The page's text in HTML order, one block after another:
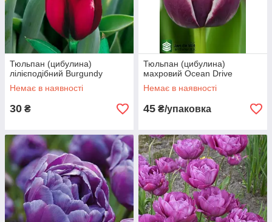
Тюльпан (цибулина)
лілієподібний Burgundy
Немає в наявності
30 ₴
Тюльпан (цибулина)
махровий Ocean Drive
Немає в наявності
45 ₴/упаковка